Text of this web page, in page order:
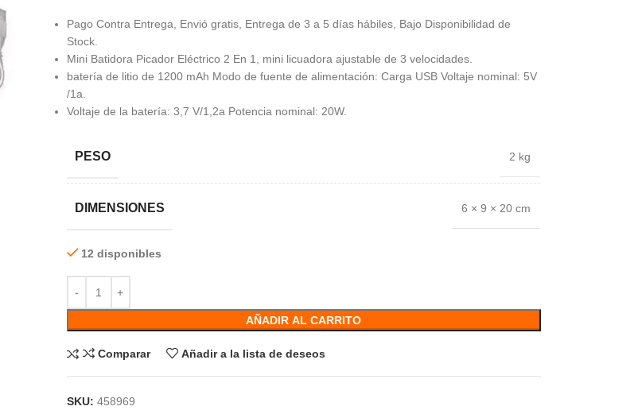
Pago Contra Entrega, Envió gratis, Entrega de 3 a 5 días hábiles, Bajo Disponibilidad de
Stock.
Mini Batidora Picador Eléctrico 2 En 1, mini licuadora ajustable de 3 velocidades.
batería de litio de 1200 mAh Modo de fuente de alimentación: Carga USB Voltaje nominal: 5V
/1a.
Voltaje de la batería: 3,7 V/1,2a Potencia nominal: 20W.
PESO 2 kg
DIMENSIONES 6 × 9 × 20 cm
12 disponibles
AÑADIR AL CARRITO
Comparar Añadir a la lista de deseos
SKU: 458969